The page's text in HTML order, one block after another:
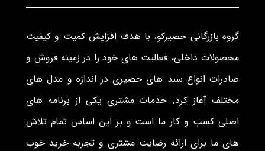
گروه بازرگانی حصیرکو، با هدف افزایش کمیت و کیفیت
محصولات داخلی، فعالیت های خود را در زمینه فروش و
صادرات انواع سبد های حصیری در اندازه و مدل های
مختلف آغاز کرد. خدمات مشتری یکی از برنامه های
اصلی کسب و کار ما است و بر این اساس تمام تلاش
های ما برای ارائه رضایت مشتری و تجربه خرید خوب